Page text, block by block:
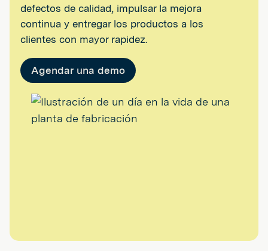
defectos de calidad, impulsar la mejora
continua y entregar los productos a los
clientes con mayor rapidez.
Agendar una demo